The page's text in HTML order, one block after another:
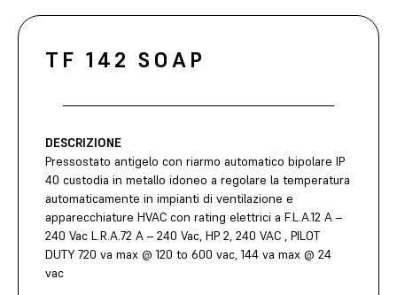
TF 142 SOAP
DESCRIZIONE
Pressostato antigelo con riarmo automatico bipolare IP
40 custodia in metallo idoneo a regolare la temperatura
automaticamente in impianti di ventilazione e
apparecchiature HVAC con rating elettrici a F.L.A.12 A –
240 Vac L.R.A.72 A – 240 Vac, HP 2, 240 VAC , PILOT
DUTY 720 va max @ 120 to 600 vac, 144 va max @ 24
vac